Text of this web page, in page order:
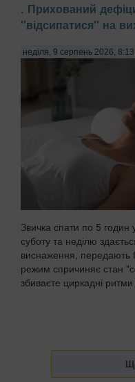
. Прихований
"відсипатися" на
неділя, 9 серпень 2026, 8:13
Звичка спати по 5 годин
суботу та неділю
виснаження, передають
режим спричиняє стан
збиваєте циркадні